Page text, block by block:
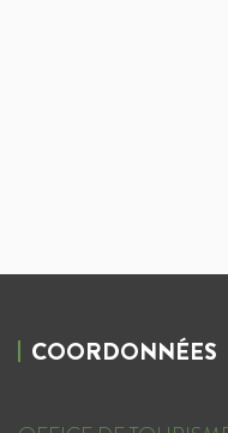
COORDONNÉES